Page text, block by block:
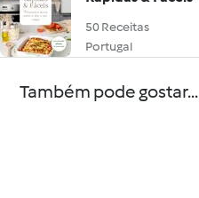
50 Receitas
Portugal
Também pode gostar...